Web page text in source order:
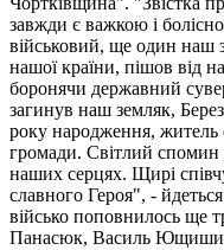
завжди є важкою і
військовий, ще один наш
нашої країни, пішов від
боронячи державний
загинув наш земляк,
року народження, житель
громади. Світлий спомин
наших серцях. Щирі
славного Героя", -
військо поповнилось ще
Панасюк, Василь